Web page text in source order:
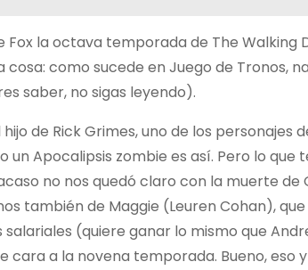
la octava temporada de The Walking
como sucede en Juego de Tronos,
saber, no sigas leyendo).
de Rick Grimes, uno de los personajes
Apocalipsis zombie es así. Pero lo
no nos quedó claro con la muerte
también de Maggie (Leuren Cohan),
(quiere ganar lo mismo que
cara a la novena temporada. Bueno, eso